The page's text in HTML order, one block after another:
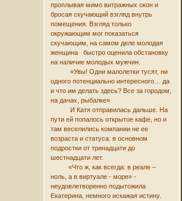
проплывая мимо витражных окон и
бросая скучающий взгляд внутрь
помещения. Взгляд только
окружающим мог показаться
скучающим, на самом деле молодая
женщина быстро оценила обстановку
на наличие молодых мужчин.
«Увы! Одни малолетки тусят, ни
одного потенциально интересного… да
и что им делать здесь? Все за городом,
на дачах, рыбалке»
И Катя отправилась дальше. На
пути ей попалось открытое кафе, но и
там веселились компании не ее
возраста и статуса: в основном
подростки от тринадцати до
шестнадцати лет.
«Что ж, как всегда: в реале –
ноль, а в виртуале - море» -
неудовлетворенно подытожила
Екатерина, немного искажая истину.